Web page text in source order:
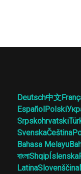
Deutsch中文
EspañolPolski
Srpskohrvatski
SvenskaČeština
Bahasa Melayu
বাংলাShqipÍslenska
LatinaSlovenščina